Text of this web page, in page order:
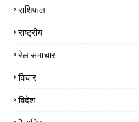
राशिफल
राष्ट्रीय
रेल समाचार
विचार
विदेश